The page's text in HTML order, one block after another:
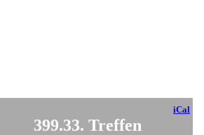
iCal
399.33. Treffen